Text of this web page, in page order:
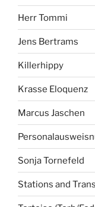
Herr Tommi
Jens Bertrams
Killerhippy
Krasse Eloquenz
Marcus Jaschen
Sonja Tornefeld
Stations and